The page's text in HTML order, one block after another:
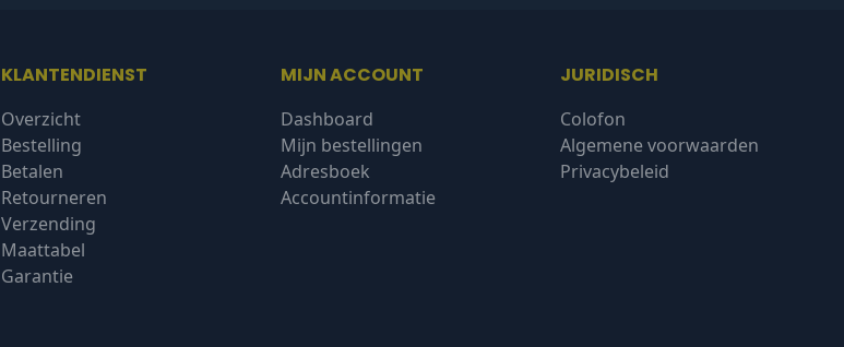
KLANTENDIENST
Overzicht
Bestelling
Betalen
Retourneren
Verzending
Maattabel
Garantie
MIJN ACCOUNT
Dashboard
Mijn bestellingen
Adresboek
Accountinformatie
JURIDISCH
Colofon
Algemene voorwaarden
Privacybeleid